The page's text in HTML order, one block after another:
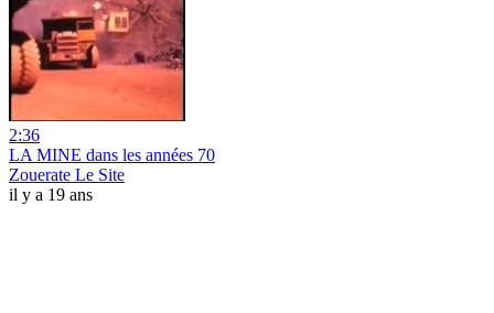
2:36
LA MINE dans les années 70
Zouerate Le Site
il y a 19 ans